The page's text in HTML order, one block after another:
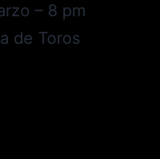
– 8 pm
de Toros